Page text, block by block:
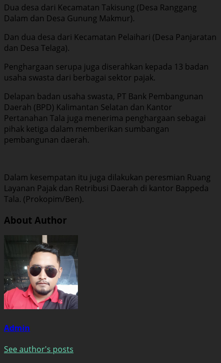
Dua desa dari Kecamatan Takisung (Desa Ranggang
Dalam dan Desa Gunung Makmur).
Dan dua desa dari Kecamatan Pelaihari (Desa Panjaratan
dan Desa Telaga).
Penghargaan serupa juga diserahkan kepada 13 badan
usaha swasta dari berbagai sektor pajak.
Delapan badan usaha swasta, PT Bank Pembangunan
Daerah (BPD) Kalimantan Selatan dan Kantor
Pertanahan Tala juga menerima penghargaan sebagai
pihak ketiga dalam memberikan sumbangan
pembangunan daerah.
Dalam kesempatan itu juga dilakukan peresmian Ruang
Layanan Pajak dan Retribusi Daerah di kantor Bappeda
Tala. (Prokopim/Ben).
About Author
Admin
See author's posts